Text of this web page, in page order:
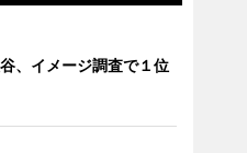
、イメージ調査で１位